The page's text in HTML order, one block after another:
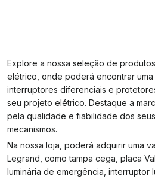
Explore a nossa seleção de
elétrico, onde poderá encontrar
interruptores diferenciais e
seu projeto elétrico. Destaque a
pela qualidade e fiabilidade dos
mecanismos.
Na nossa loja, poderá adquirir uma
Legrand, como tampa cega, placa
luminária de emergência, interruptor